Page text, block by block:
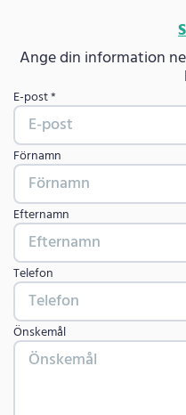
Ange din information
E-post *
Förnamn
Efternamn
Telefon
Önskemål